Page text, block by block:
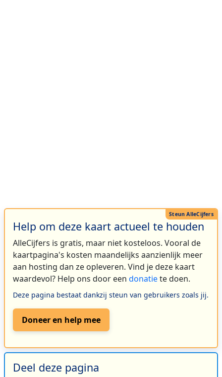
Help om deze kaart actueel te houden
AlleCijfers is gratis, maar niet kosteloos. Vooral de
kaartpagina's kosten maandelijks aanzienlijk meer
aan hosting dan ze opleveren. Vind je deze kaart
waardevol? Help ons door een donatiete doen.
Deze pagina bestaat dankzij steun van gebruikers zoals jij.
Doneer en help mee
Deel deze pagina